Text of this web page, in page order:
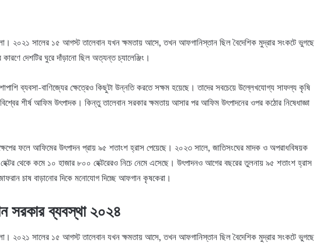
২০২১ সালের ১৫ আগস্ট তালেবান যখন ক্ষমতায় আসে, তখন আফগানিস্তান ছিল বৈদেশিক মুদ্রার সংকটে ভুগছে
দেশটির ঘুরে দাঁড়ানো ছিল অত্যন্ত চ্যালেঞ্জিং।
ব্যবসা-বাণিজ্যের ক্ষেত্রেও কিছুটা উন্নতি করতে সক্ষম হয়েছে। তাদের সবচেয়ে উল্লেখযোগ্য সাফল্য কৃষি
শীর্ষ আফিম উৎপাদক। কিন্তু তালেবান সরকার ক্ষমতায় আসার পর আফিম উৎপাদনের ওপর কঠোর নিষেধাজ্ঞা
ফলে আফিমের উৎপাদন প্রায় ৯৫ শতাংশ হ্রাস পেয়েছে। ২০২৩ সালে, জাতিসংঘের মাদক ও অপরাধবিষয়ক
থেকে কমে ১০ হাজার ৮০০ হেক্টরেরও নিচে নেমে এসেছে। উৎপাদনও আগের বছরের তুলনায় ৯৫ শতাংশ হ্রাস
চাষ বাড়ানোর দিকে মনোযোগ দিচ্ছে আফগান কৃষকেরা।
সরকার ব্যবস্থা ২০২৪
২০২১ সালের ১৫ আগস্ট তালেবান যখন ক্ষমতায় আসে, তখন আফগানিস্তান ছিল বৈদেশিক মুদ্রার সংকটে ভুগছে